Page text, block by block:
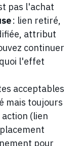
pas l'achat
: lien retiré,
attribut
continuer
l'effet
acceptables
mais toujours
(lien
pour